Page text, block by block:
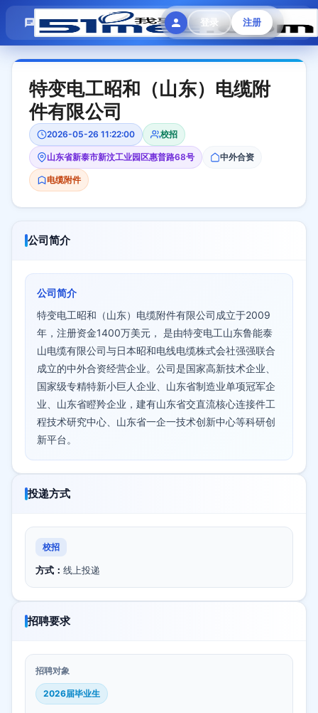
登录 注册
模拟面试 题目大全 招聘中心 会员专区
特变电工昭和（山东）电缆附
件有限公司
2026-05-26 11:22:00 校招
山东省新泰市新汶工业园区惠普路68号 中外合资
电缆附件
公司简介
公司简介
特变电工昭和（山东）电缆附件有限公司成立于2009
年，注册资金1400万美元， 是由特变电工山东鲁能泰
山电缆有限公司与日本昭和电线电缆株式会社强强联合
成立的中外合资经营企业。公司是国家高新技术企业、
国家级专精特新小巨人企业、山东省制造业单项冠军企
业、山东省瞪羚企业，建有山东省交直流核心连接件工
程技术研究中心、山东省一企一技术创新中心等科研创
新平台。
投递方式
校招
方式： 线上投递
招聘要求
招聘对象
2026届毕业生